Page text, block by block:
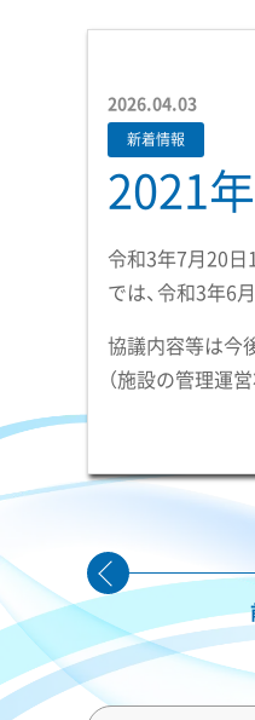
2026.04.03
新着情報
2021
令和3年7月20日
では、令和3年6
協議内容等は今
（施設の管理運